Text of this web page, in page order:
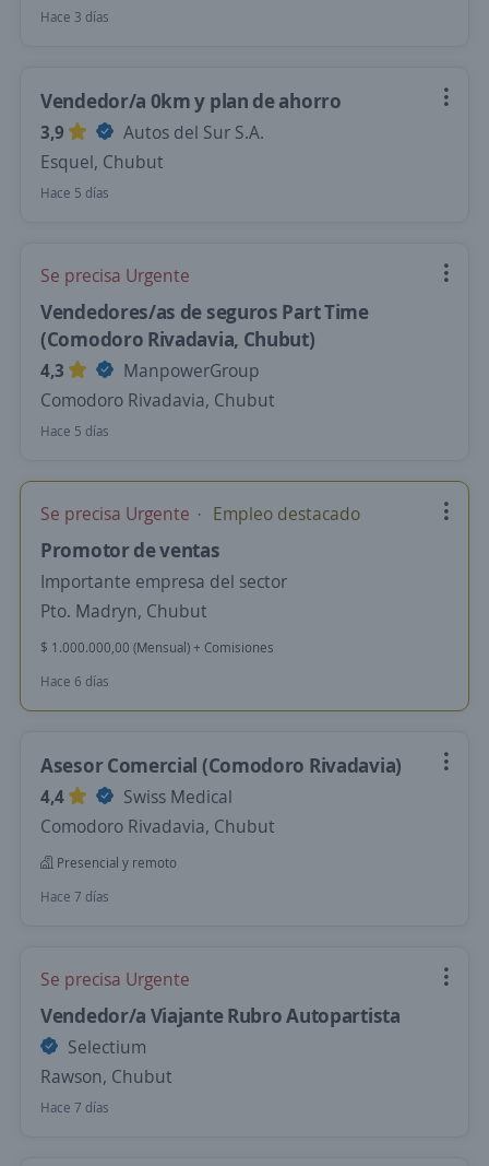
Hace 3 días
Vendedor/a 0km y plan de ahorro
3,9
Autos del Sur S.A.
Esquel, Chubut
Hace 5 días
Se precisa Urgente
Vendedores/as de seguros Part Time
(Comodoro Rivadavia, Chubut)
4,3
ManpowerGroup
Comodoro Rivadavia, Chubut
Hace 5 días
Se precisa Urgente Empleo destacado
Promotor de ventas
Importante empresa del sector
Pto. Madryn, Chubut
$ 1.000.000,00 (Mensual) + Comisiones
Hace 6 días
Asesor Comercial (Comodoro Rivadavia)
4,4
Swiss Medical
Comodoro Rivadavia, Chubut
Presencial y remoto
Hace 7 días
Se precisa Urgente
Vendedor/a Viajante Rubro Autopartista
Selectium
Rawson, Chubut
Hace 7 días